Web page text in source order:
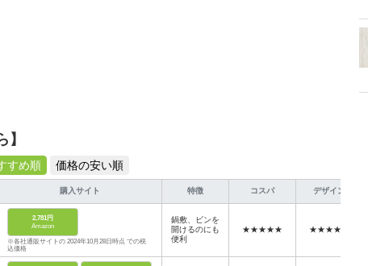
すめ順 価格の安い順
購入サイト 特徴 コスパ デザイン
2,781円
Amazon
※各社通販サイトの 2024年10月28日時点 での税
込価格
鍋敷、ビンを
開けるのにも
便利
★★★★★ ★★★★★